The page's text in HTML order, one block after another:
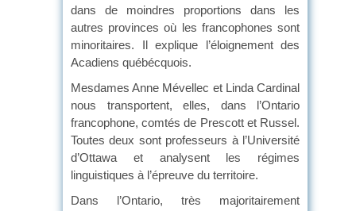
dans de moindres proportions dans les
autres provinces où les francophones sont
minoritaires. Il explique l’éloignement des
Acadiens québécquois.
Mesdames Anne Mévellec et Linda Cardinal
nous transportent, elles, dans l’Ontario
francophone, comtés de Prescott et Russel.
Toutes deux sont professeurs à l’Université
d’Ottawa et analysent les régimes
linguistiques à l’épreuve du territoire.
Dans l’Ontario, très majoritairement